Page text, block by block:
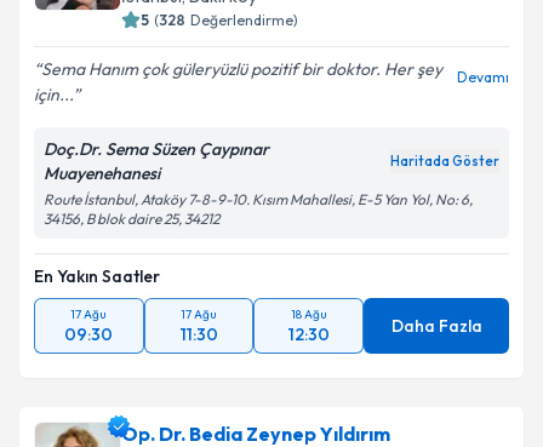
5 (328 Değerlendirme)
Sema Hanım çok güleryüzlü pozitif bir doktor. Her şey
için...
Devamı
Doç.Dr. Sema Süzen Çaypınar
Muayenehanesi
Haritada Göster
Route İstanbul, Ataköy 7-8-9-10. Kısım Mahallesi, E-5 Yan Yol, No: 6,
34156, B blok daire 25, 34212
En Yakın Saatler
17 Ağu
09:30
17 Ağu
11:30
18 Ağu
12:30 Daha Fazla
Op. Dr. Bedia Zeynep Yıldırım